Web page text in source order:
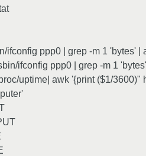
ifconfig ppp0 | grep -m 1 'bytes' |
ifconfig ppp0 | grep -m 1
uptime| awk '{print ($1/3600)"